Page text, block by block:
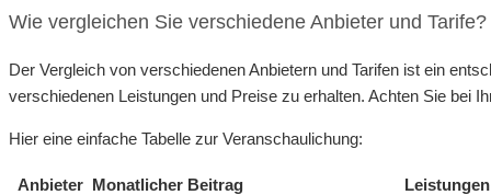
Wie vergleichen Sie verschiedene Anbieter und Tarife?
Der Vergleich von verschiedenen Anbietern und Tarifen ist ein
verschiedenen Leistungen und Preise zu erhalten. Achten Sie bei
Hier eine einfache Tabelle zur Veranschaulichung:
Anbieter Monatlicher Beitrag
Leistungen